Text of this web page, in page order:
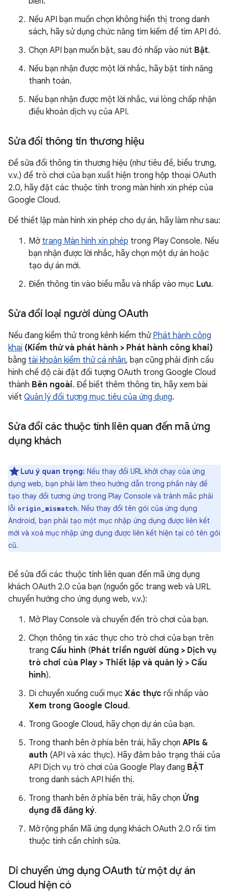
Nếu API bạn muốn chọn không hiển thị trong danh
sách, hãy sử dụng chức năng tìm kiếm để tìm API đó.
Chọn API bạn muốn bật, sau đó nhấp vào nút Bật.
Nếu bạn nhận được một lời nhắc, hãy bật tính năng
thanh toán.
Nếu bạn nhận được một lời nhắc, vui lòng chấp nhận
điều khoản dịch vụ của API.
Sửa đổi thông tin thương hiệu
Để sửa đổi thông tin thương hiệu (như tiêu đề, biểu trưng,
v.v.) để trò chơi của bạn xuất hiện trong hộp thoại OAuth
2.0, hãy đặt các thuộc tính trong màn hình xin phép của
Google Cloud.
Để thiết lập màn hình xin phép cho dự án, hãy làm như sau:
Mở trang Màn hình xin phép trong Play Console. Nếu
bạn nhận được lời nhắc, hãy chọn một dự án hoặc
tạo dự án mới.
Điền thông tin vào biểu mẫu và nhấp vào mục Lưu.
Sửa đổi loại người dùng OAuth
Nếu đang kiểm thử trong kênh kiểm thử Phát hành công
khai (Kiểm thử và phát hành > Phát hành công khai)
bằng tài khoản kiểm thử cá nhân, bạn cũng phải định cấu
hình chế độ cài đặt đối tượng OAuth trong Google Cloud
thành Bên ngoài. Để biết thêm thông tin, hãy xem bài
viết Quản lý đối tượng mục tiêu của ứng dụng.
Sửa đổi các thuộc tính liên quan đến mã ứng
dụng khách
Lưu ý quan trọng: Nếu thay đổi URL khởi chạy của ứng
dụng web, bạn phải làm theo hướng dẫn trong phần này để
tạo thay đổi tương ứng trong Play Console và tránh mắc phải
lỗi origin_mismatch. Nếu thay đổi tên gói của ứng dụng
Android, bạn phải tạo một mục nhập ứng dụng được liên kết
mới và xoá mục nhập ứng dụng được liên kết hiện tại có tên gói
cũ.
Để sửa đổi các thuộc tính liên quan đến mã ứng dụng
khách OAuth 2.0 của bạn (nguồn gốc trang web và URL
chuyển hướng cho ứng dụng web, v.v.):
Mở Play Console và chuyển đến trò chơi của bạn.
Chọn thông tin xác thực cho trò chơi của bạn trên
trang Cấu hình (Phát triển người dùng > Dịch vụ
trò chơi của Play > Thiết lập và quản lý > Cấu
hình).
Di chuyển xuống cuối mục Xác thực rồi nhấp vào
Xem trong Google Cloud .
Trong Google Cloud, hãy chọn dự án của bạn.
Trong thanh bên ở phía bên trái, hãy chọn APIs &
auth (API và xác thực). Hãy đảm bảo trạng thái của
API Dịch vụ trò chơi của Google Play đang BẬT
trong danh sách API hiển thị.
Trong thanh bên ở phía bên trái, hãy chọn Ứng
dụng đã đăng ký.
Mở rộng phần Mã ứng dụng khách OAuth 2.0 rồi tìm
thuộc tính cần chỉnh sửa.
Di chuyển ứng dụng OAuth từ một dự án
Cloud hiện có